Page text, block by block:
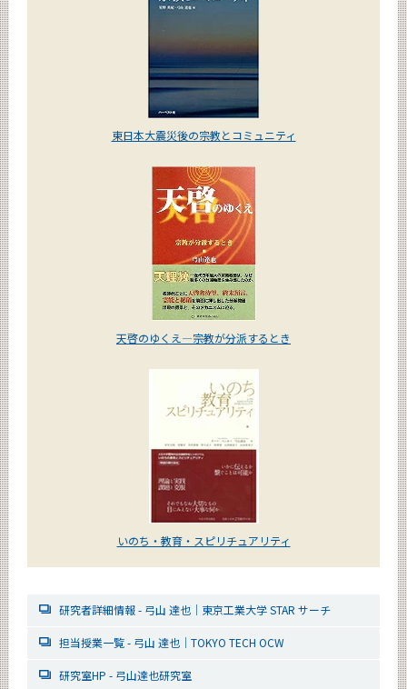
東日本大震災後の宗教とコミュニティ
天啓のゆくえ―宗教が分派するとき
いのち・教育・スピリチュアリティ
研究者詳細情報 - 弓山 達也｜東京工業大学 STAR サーチ
担当授業一覧 - 弓山 達也｜TOKYO TECH OCW
研究室HP - 弓山達也研究室